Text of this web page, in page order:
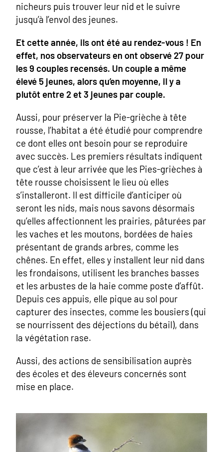
nicheurs puis trouver leur nid et le suivre
jusqu’à l’envol des jeunes.
Et cette année, ils ont été au rendez-vous ! En
effet, nos observateurs en ont observé 27 pour
les 9 couples recensés. Un couple a même
élevé 5 jeunes, alors qu’en moyenne, il y a
plutôt entre 2 et 3 jeunes par couple.
Aussi, pour préserver la Pie-grièche à tête
rousse, l’habitat a été étudié pour comprendre
ce dont elles ont besoin pour se reproduire
avec succès. Les premiers résultats indiquent
que c’est à leur arrivée que les Pies-grièches à
tête rousse choisissent le lieu où elles
s’installeront. Il est difficile d’anticiper où
seront les nids, mais nous savons désormais
qu’elles affectionnent les prairies, pâturées par
les vaches et les moutons, bordées de haies
présentant de grands arbres, comme les
chênes. En effet, elles y installent leur nid dans
les frondaisons, utilisent les branches basses
et les arbustes de la haie comme poste d’affût.
Depuis ces appuis, elle pique au sol pour
capturer des insectes, comme les bousiers (qui
se nourrissent des déjections du bétail), dans
la végétation rase.
Aussi, des actions de sensibilisation auprès
des écoles et des éleveurs concernés sont
mise en place.